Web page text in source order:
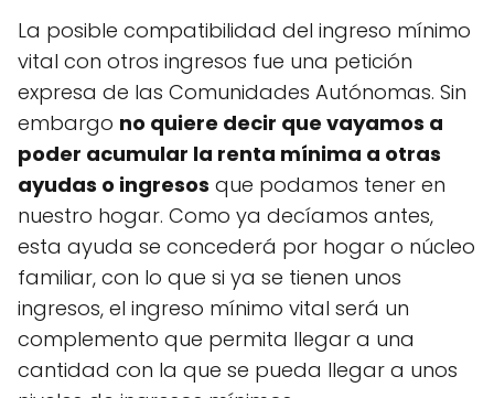
La posible compatibilidad del ingreso mínimo
vital con otros ingresos fue una petición
expresa de las Comunidades Autónomas. Sin
embargo no quiere decir que vayamos a
poder acumular la renta mínima a otras
ayudas o ingresos que podamos tener en
nuestro hogar. Como ya decíamos antes,
esta ayuda se concederá por hogar o núcleo
familiar, con lo que si ya se tienen unos
ingresos, el ingreso mínimo vital será un
complemento que permita llegar a una
cantidad con la que se pueda llegar a unos